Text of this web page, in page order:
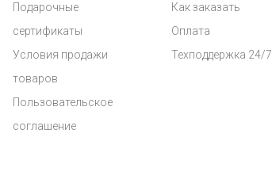
Подарочные
сертификаты
Условия продажи
товаров
Пользовательское
соглашение
Как заказать
Оплата
Техподдержка 24/7